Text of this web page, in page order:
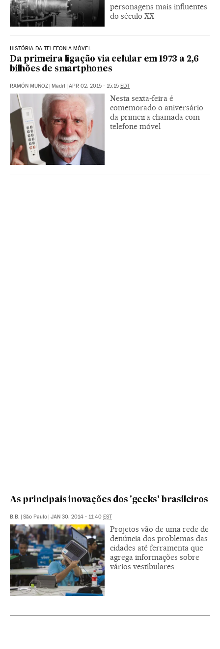
personagens mais influentes
do século XX
HISTÓRIA DA TELEFONIA MÓVEL
Da primeira ligação via celular em 1973 a 2,6
bilhões de smartphones
RAMÓN MUÑOZ | Madri | APR 02, 2015 - 15:15 EDT
Nesta sexta-feira é
comemorado o aniversário
da primeira chamada com
telefone móvel
As principais inovações dos 'geeks' brasileiros
B.B. | São Paulo | JAN 30, 2014 - 11:40 EST
Projetos vão de uma rede de
denúncia dos problemas das
cidades até ferramenta que
agrega informações sobre
vários vestibulares